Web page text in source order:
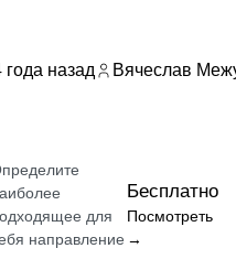
года назад Вячеслав
для
направление
Бесплатно
Посмотреть
→